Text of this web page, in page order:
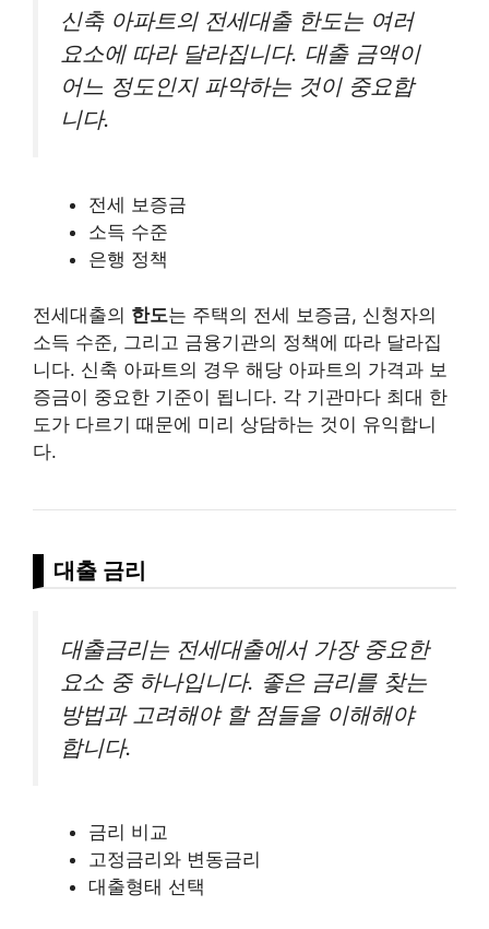
신축 아파트의 전세대출 한도는 여러
요소에 따라 달라집니다. 대출 금액이
어느 정도인지 파악하는 것이 중요합
니다.
전세 보증금
소득 수준
은행 정책
전세대출의 한도는 주택의 전세 보증금, 신청자의
소득 수준, 그리고 금융기관의 정책에 따라 달라집
니다. 신축 아파트의 경우 해당 아파트의 가격과 보
증금이 중요한 기준이 됩니다. 각 기관마다 최대 한
도가 다르기 때문에 미리 상담하는 것이 유익합니
다.
대출 금리
대출금리는 전세대출에서 가장 중요한
요소 중 하나입니다. 좋은 금리를 찾는
방법과 고려해야 할 점들을 이해해야
합니다.
금리 비교
고정금리와 변동금리
대출형태 선택